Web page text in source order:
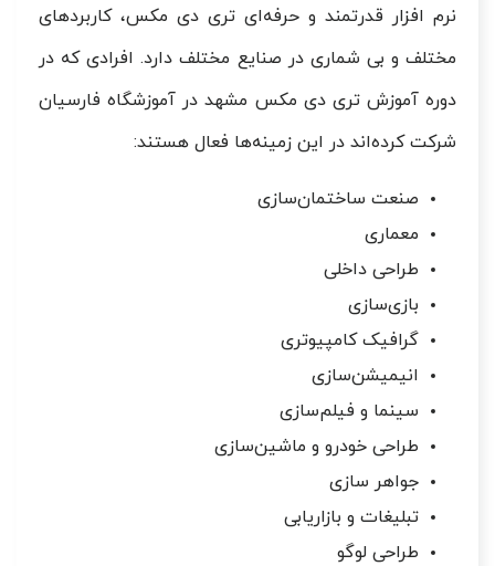
نرم افزار قدرتمند و حرفه‌ای تری دی مکس، کاربردهای
مختلف و بی شماری در صنایع مختلف دارد. افرادی که در
دوره آموزش تری دی مکس مشهد در آموزشگاه فارسیان
شرکت کرده‌اند در این زمینه‌ها فعال هستند:
صنعت ساختمان‌سازی
معماری
طراحی داخلی
بازی‌سازی
گرافیک کامپیوتری
انیمیشن‌سازی
سینما و فیلم‌سازی
طراحی خودرو و ماشین‌سازی
جواهر سازی
تبلیغات و بازاریابی
طراحی لوگو